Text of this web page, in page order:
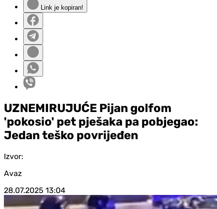
Link je kopiran!
UZNEMIRUJUĆE Pijan golfom
'pokosio' pet pješaka pa pobjegao:
Jedan teško povrijeđen
Izvor:
Avaz
28.07.2025 13:04